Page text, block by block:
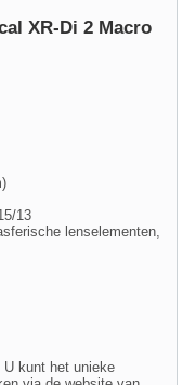
XR-Di 2 Macro
13
lenselementen,
kunt het unieke